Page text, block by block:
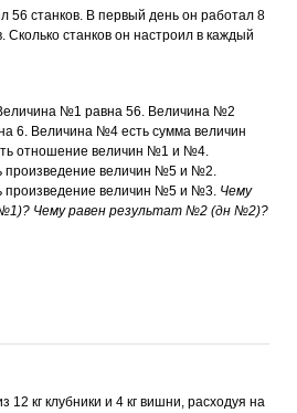
56 станков. В первый день он работал 8
Сколько станков он настроил в каждый
№1 равна 56. Величина №2
6. Величина №4 есть сумма величин
отношение величин №1 и №4.
произведение величин №5 и №2.
произведение величин №5 и №3. Чему
Чему равен результат №2 (дн №2)?
12 кг клубники и 4 кг вишни, расходуя на